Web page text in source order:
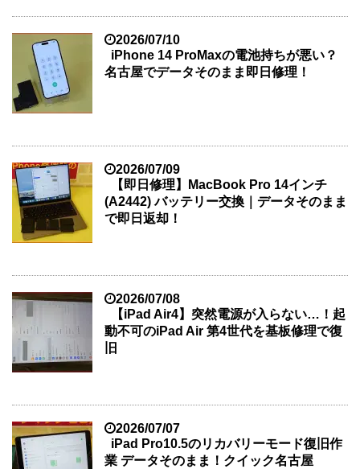
2026/07/10
iPhone 14 ProMaxの電池持ちが悪い？
名古屋でデータそのまま即日修理！
2026/07/09
【即日修理】MacBook Pro 14インチ
(A2442) バッテリー交換｜データそのまま
で即日返却！
2026/07/08
【iPad Air4】突然電源が入らない…！起
動不可のiPad Air 第4世代を基板修理で復
旧
2026/07/07
iPad Pro10.5のリカバリーモード復旧作
業 データそのまま！クイック名古屋